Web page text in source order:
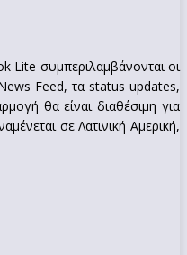
Lite συμπεριλαμβάνονται οι
Feed, τα status updates,
θα είναι διαθέσιμη για
σε Λατινική Αμερική,